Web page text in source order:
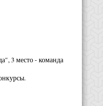
3 место - команда